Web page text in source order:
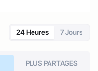
24 Heures 7 Jours
PLUS PARTAGES